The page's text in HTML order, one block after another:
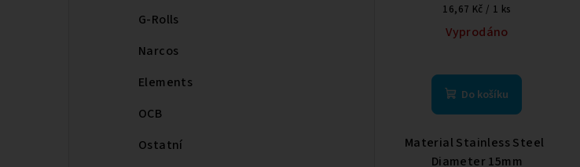
G-Rolls
Narcos
Elements
OCB
Ostatní
Měrná
cena:
16,67 Kč / 1 ks
Vyprodáno
Do košíku
Material Stainless Steel
Diameter 15mm